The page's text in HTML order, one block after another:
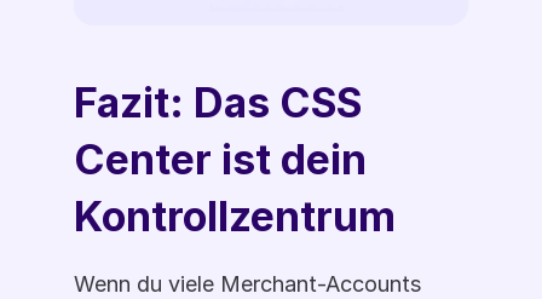
Fazit: Das CSS
Center ist dein
Kontrollzentrum
Wenn du viele Merchant-Accounts